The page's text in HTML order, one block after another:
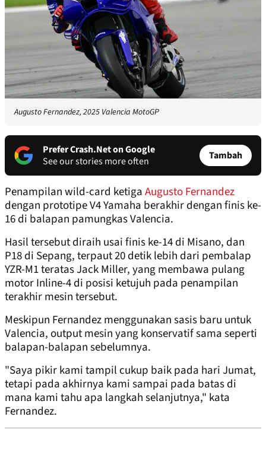
Augusto Fernandez, 2025 Valencia MotoGP
Prefer Crash.Net on Google
See our stories more often
Tambah
Penampilan wild-card ketigaAugusto Fernandez
dengan prototipe V4 Yamaha berakhir dengan finis ke-
16 di balapan pamungkas Valencia.
Hasil tersebut diraih usai finis ke-14 di Misano, dan
P18 di Sepang, terpaut 20 detik lebih dari pembalap
YZR-M1 teratas Jack Miller, yang membawa pulang
motor Inline-4 di posisi ketujuh pada penampilan
terakhir mesin tersebut.
Meskipun Fernandez menggunakan sasis baru untuk
Valencia, output mesin yang konservatif sama seperti
balapan-balapan sebelumnya.
"Saya pikir kami tampil cukup baik pada hari Jumat,
tetapi pada akhirnya kami sampai pada batas di
mana kami tahu apa langkah selanjutnya," kata
Fernandez.